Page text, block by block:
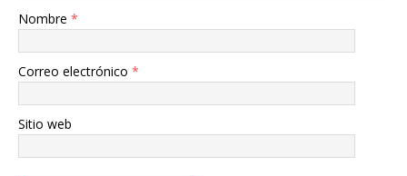
Nombre *
Correo electrónico *
Sitio web